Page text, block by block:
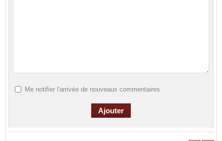
Me notifier l'arrivée de nouveaux commentaires